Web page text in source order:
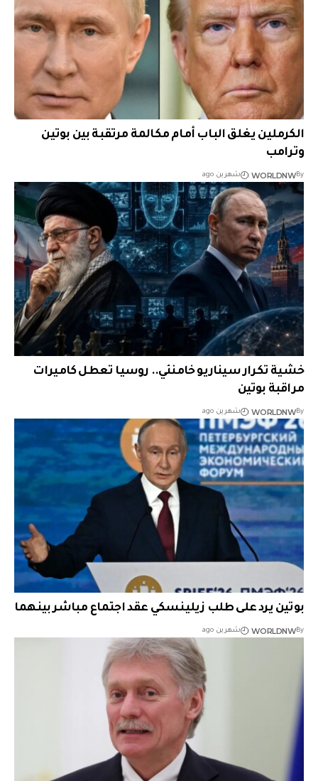
الكرملين يغلق الباب أمام مكالمة مرتقبة بين بوتين
وترامب
By
WORLDNW شهرين ago
خشية تكرار سيناريو خامنئي.. روسيا تعطل كاميرات
مراقبة بوتين
By
WORLDNW شهرين ago
بوتين يرد على طلب زيلينسكي عقد اجتماع مباشر بينهما
By
WORLDNW شهرين ago